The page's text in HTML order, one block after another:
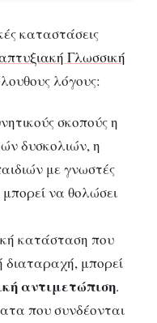
καταστάσεις
Γλωσσική
λόγους:
σκοπούς η
δυσκολιών, η
με γνωστές
μπορεί να θολώσει
κατάσταση που
διαταραχή, μπορεί
αντιμετώπιση.
που συνδέονται